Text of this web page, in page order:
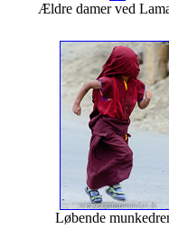
Ældre damer ved
Løbende